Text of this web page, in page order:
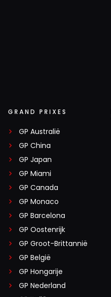
GRAND PRIXES
GP Australië
GP China
GP Japan
GP Miami
GP Canada
GP Monaco
GP Barcelona
GP Oostenrijk
GP Groot-Brittannië
GP België
GP Hongarije
GP Nederland